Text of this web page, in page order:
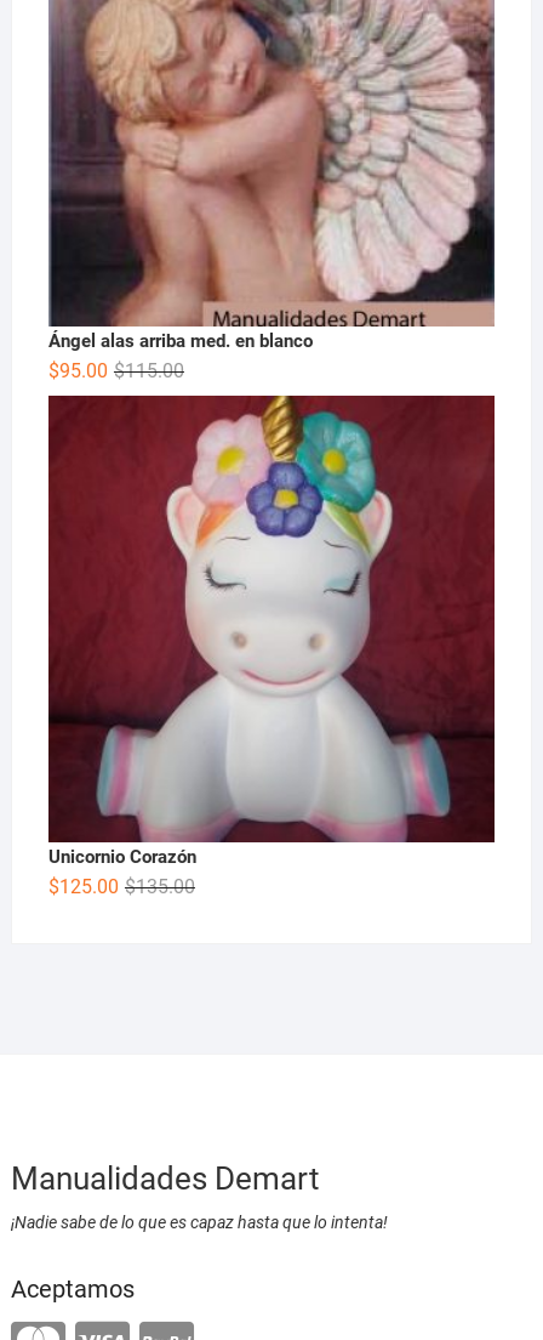
Ángel alas arriba med. en blanco
$115.00
$95.00
Unicornio Corazón
$135.00
$125.00
Manualidades Demart
¡Nadie sabe de lo que es capaz hasta que lo intenta!
Aceptamos